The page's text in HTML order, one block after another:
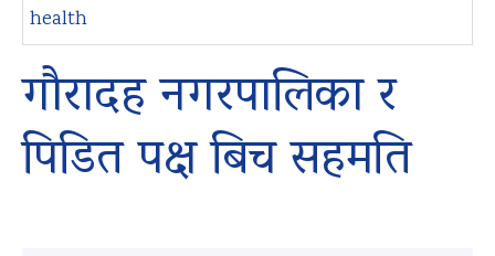
health
गौरादह नगरपालिका र
पिडित पक्ष बिच सहमति